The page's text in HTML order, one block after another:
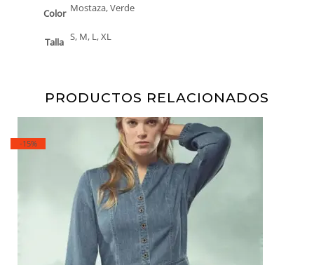
Color Mostaza, Verde
Talla S, M, L, XL
PRODUCTOS RELACIONADOS
-15%